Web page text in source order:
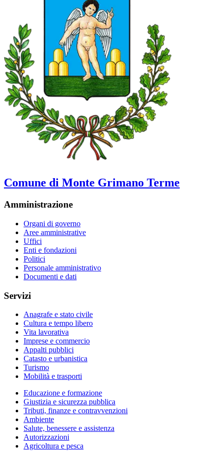
Comune di Monte Grimano Terme
Amministrazione
Organi di governo
Aree amministrative
Uffici
Enti e fondazioni
Politici
Personale amministrativo
Documenti e dati
Servizi
Anagrafe e stato civile
Cultura e tempo libero
Vita lavorativa
Imprese e commercio
Appalti pubblici
Catasto e urbanistica
Turismo
Mobilità e trasporti
Educazione e formazione
Giustizia e sicurezza pubblica
Tributi, finanze e contravvenzioni
Ambiente
Salute, benessere e assistenza
Autorizzazioni
Agricoltura e pesca